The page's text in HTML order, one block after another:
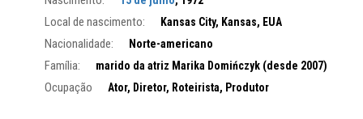
Local de nascimento: Kansas City, Kansas, EUA
Nacionalidade: Norte-americano
Família: marido da atriz Marika Domińczyk (desde 2007)
Ocupação Ator, Diretor, Roteirista, Produtor